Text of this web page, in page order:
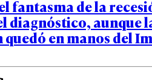
fantasma de la
diagnóstico, aunque
en manos del